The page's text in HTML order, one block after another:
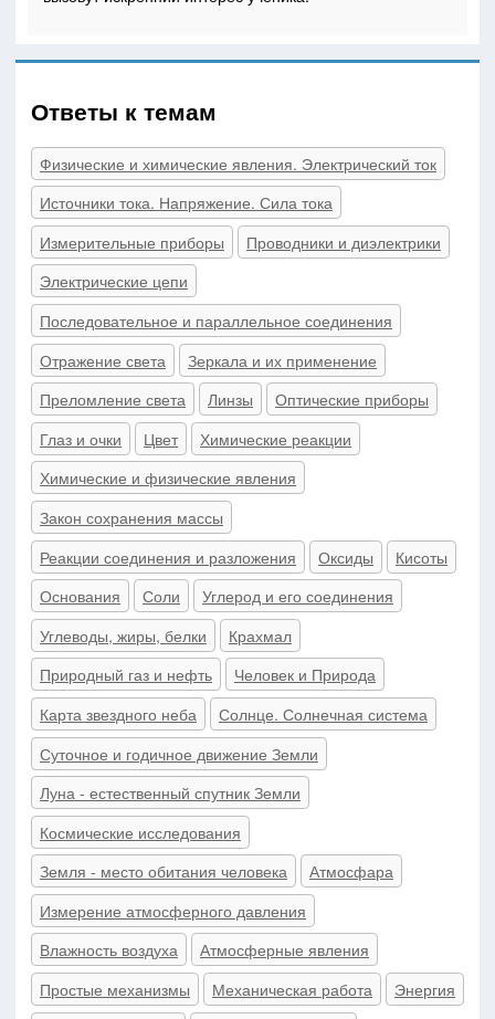
Ответы к темам
Физические и химические явления. Электрический ток
Источники тока. Напряжение. Сила тока
Измерительные приборы
Проводники и диэлектрики
Электрические цепи
Последовательное и параллельное соединения
Отражение света
Зеркала и их применение
Преломление света
Линзы
Оптические приборы
Глаз и очки
Цвет
Химические реакции
Химические и физические явления
Закон сохранения массы
Реакции соединения и разложения
Оксиды
Кисоты
Основания
Соли
Углерод и его соединения
Углеводы, жиры, белки
Крахмал
Природный газ и нефть
Человек и Природа
Карта звездного неба
Солнце. Солнечная система
Суточное и годичное движение Земли
Луна - естественный спутник Земли
Космические исследования
Земля - место обитания человека
Атмосфара
Измерение атмосферного давления
Влажность воздуха
Атмосферные явления
Простые механизмы
Механическая работа
Энергия